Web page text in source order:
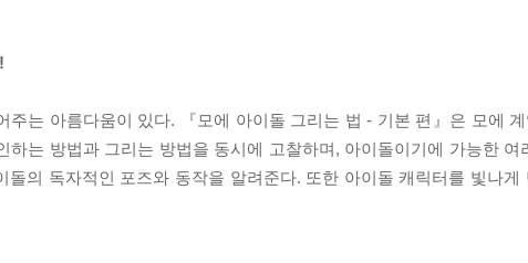
는 아름다움이 있다. 『모에 아이돌 그리는 법 - 기본 편』은 모에
는 방법과 그리는 방법을 동시에 고찰하며, 아이돌이기에 가능한 여
의 독자적인 포즈와 동작을 알려준다. 또한 아이돌 캐릭터를 빛나게